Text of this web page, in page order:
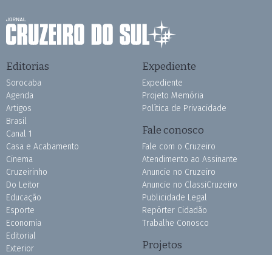
Editorias
Sorocaba
Agenda
Artigos
Brasil
Canal 1
Casa e Acabamento
Cinema
Cruzeirinho
Do Leitor
Educação
Esporte
Economia
Editorial
Exterior
Expediente
Expediente
Projeto Memória
Política de Privacidade
Fale conosco
Fale com o Cruzeiro
Atendimento ao Assinante
Anuncie no Cruzeiro
Anuncie no ClassiCruzeiro
Publicidade Legal
Repórter Cidadão
Trabalhe Conosco
Projetos